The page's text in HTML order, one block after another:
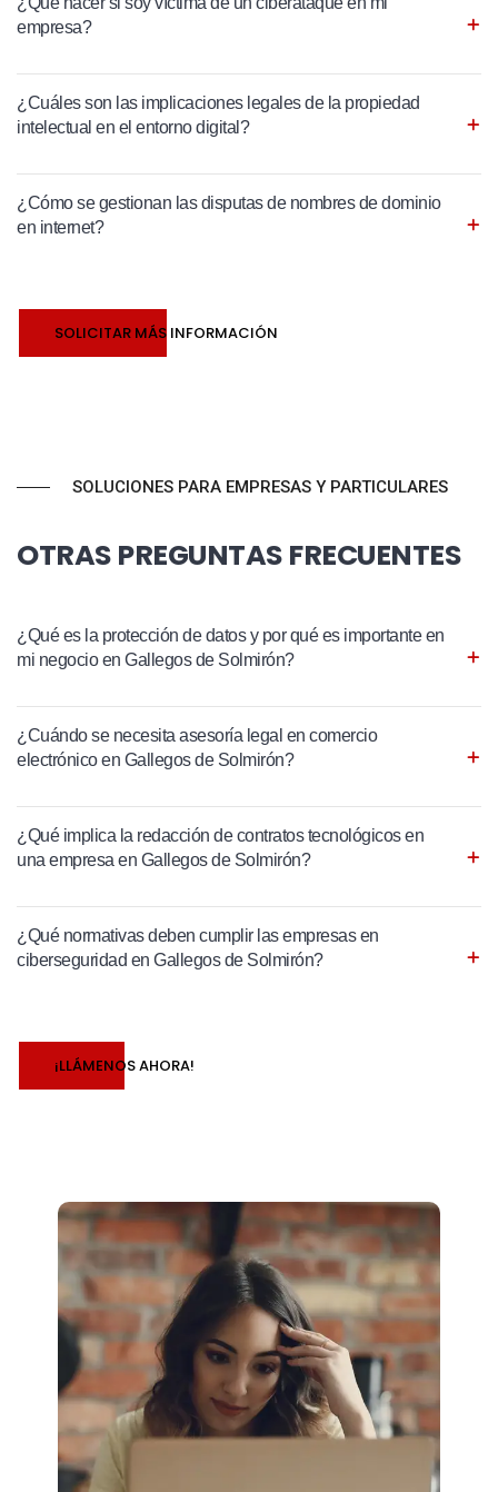
empresa?
¿Cuáles son las implicaciones legales de la propiedad
intelectual en el entorno digital?
¿Cómo se gestionan las disputas de nombres de dominio
en internet?
SOLICITAR MÁS INFORMACIÓN
SOLUCIONES PARA EMPRESAS Y PARTICULARES
OTRAS PREGUNTAS FRECUENTES
¿Qué es la protección de datos y por qué es importante en
mi negocio en Gallegos de Solmirón?
¿Cuándo se necesita asesoría legal en comercio
electrónico en Gallegos de Solmirón?
¿Qué implica la redacción de contratos tecnológicos en
una empresa en Gallegos de Solmirón?
¿Qué normativas deben cumplir las empresas en
ciberseguridad en Gallegos de Solmirón?
¡LLÁMENOS AHORA!